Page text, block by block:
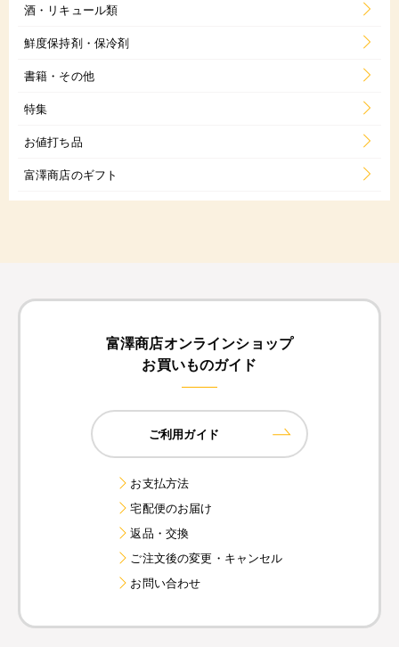
酒・リキュール類
鮮度保持剤・保冷剤
書籍・その他
特集
お値打ち品
富澤商店のギフト
富澤商店オンラインショップ
お買いものガイド
ご利用ガイド
お支払方法
宅配便のお届け
返品・交換
ご注文後の変更・キャンセル
お問い合わせ